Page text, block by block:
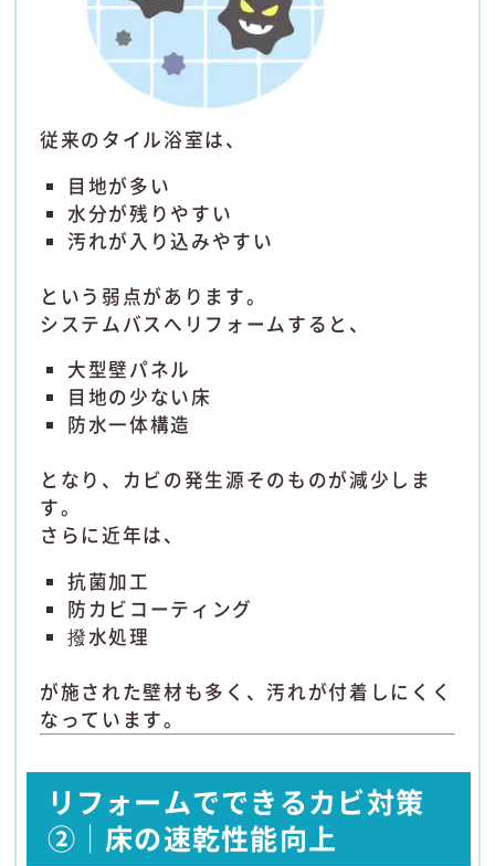
従来のタイル浴室は、
目地が多い
水分が残りやすい
汚れが入り込みやすい
という弱点があります。
システムバスへリフォームすると、
大型壁パネル
目地の少ない床
防水一体構造
となり、カビの発生源そのものが減少しま
す。
さらに近年は、
抗菌加工
防カビコーティング
撥水処理
が施された壁材も多く、汚れが付着しにくく
なっています。
リフォームでできるカビ対策
②｜床の速乾性能向上